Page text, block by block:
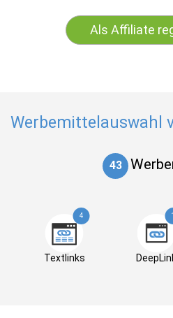
Als Affiliate
Werbemittelauswahl
43
4
Textlinks
1